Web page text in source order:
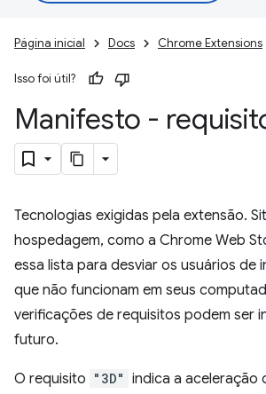
Página inicial Docs Chrome Extensions
Isso foi útil?
Manifesto -
Tecnologias exigidas pela extensão.
hospedagem, como a Chrome Web
essa lista para desviar os usuários de
que não funcionam em seus
verificações de requisitos podem ser
futuro.
O requisito "3D" indica a aceleração